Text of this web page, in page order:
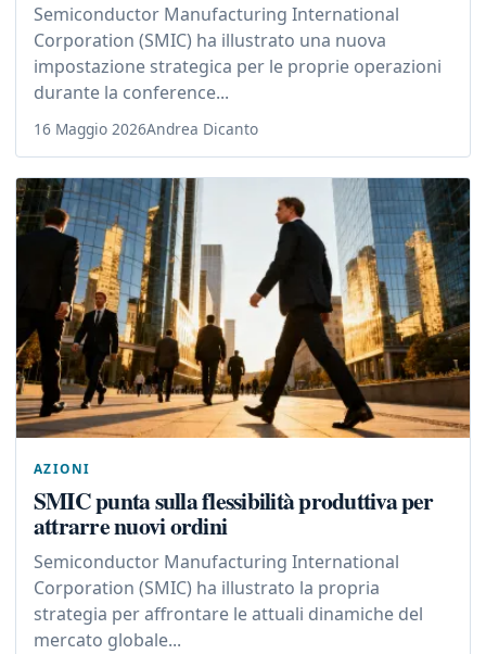
Semiconductor Manufacturing International
Corporation (SMIC) ha illustrato una nuova
impostazione strategica per le proprie operazioni
durante la conference...
16 Maggio 2026Andrea Dicanto
AZIONI
SMIC punta sulla flessibilità produttiva per
attrarre nuovi ordini
Semiconductor Manufacturing International
Corporation (SMIC) ha illustrato la propria
strategia per affrontare le attuali dinamiche del
mercato globale...